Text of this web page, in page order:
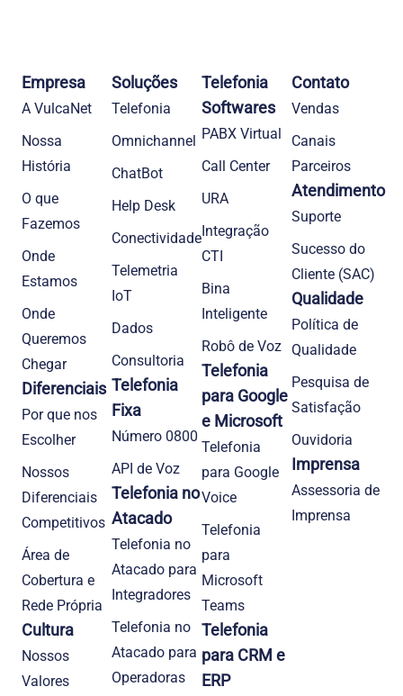
Empresa
A VulcaNet
Nossa
História
O que
Fazemos
Onde
Estamos
Onde
Queremos
Chegar
Diferenciais
Por que nos
Escolher
Nossos
Diferenciais
Competitivos
Área de
Cobertura e
Rede Própria
Cultura
Nossos
Valores
Soluções
Telefonia​
Omnichannel
ChatBot
Help Desk
Conectividade
Telemetria
IoT
Dados
Consultoria
Telefonia
Fixa
Número 0800
API de Voz
Telefonia no
Atacado
Telefonia no
Atacado para
Integradores
Telefonia no
Atacado para
Operadoras
Telefonia
Softwares
PABX Virtual
Call Center
URA
Integração
CTI
Bina
Inteligente
Robô de Voz
Telefonia
para Google
e Microsoft
Telefonia
para Google
Voice
Telefonia
para
Microsoft
Teams
Telefonia
para CRM e
ERP
Contato
Vendas
Canais
Parceiros
Atendimento
Suporte
Sucesso do
Cliente (SAC)
Qualidade
Política de
Qualidade
Pesquisa de
Satisfação
Ouvidoria
Imprensa
Assessoria de
Imprensa